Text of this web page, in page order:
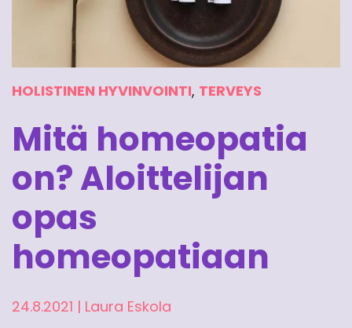
HOLISTINEN HYVINVOINTI, TERVEYS
Mitä homeopatia
on? Aloittelijan
opas
homeopatiaan
24.8.2021 | Laura Eskola